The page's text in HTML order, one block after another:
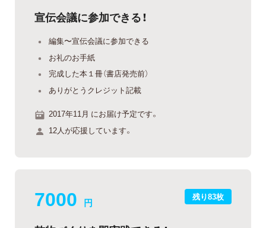
宣伝会議に参加できる！
編集〜宣伝会議に参加できる
お礼のお手紙
完成した本１冊（書店発売前）
ありがとうクレジット記載
2017年11月 にお届け予定です。
12人が応援しています。
残り83枚
7000 円